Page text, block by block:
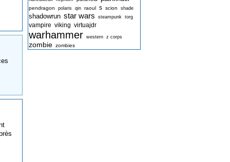
pendragon polaris qin raoul s scion shade
shadowrun star wars steampunk torg
vampire viking virtuajdr
warhammer western z corps
zombie zombies